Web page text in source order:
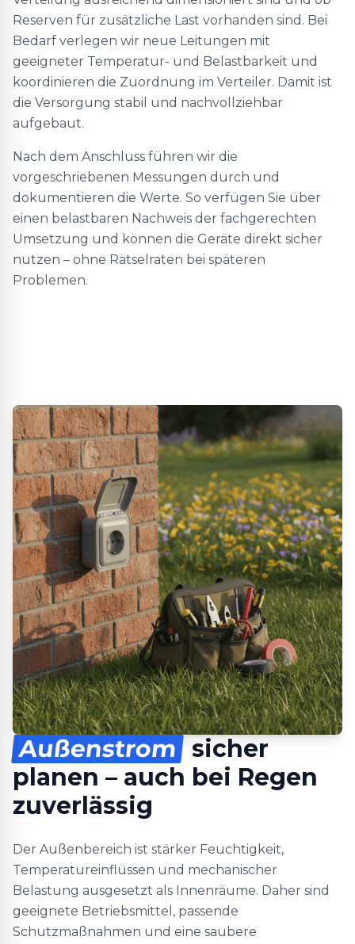
Reserven für zusätzliche Last vorhanden sind. Bei
Bedarf verlegen wir neue Leitungen mit
geeigneter Temperatur- und Belastbarkeit und
koordinieren die Zuordnung im Verteiler. Damit ist
die Versorgung stabil und nachvollziehbar
aufgebaut.
Nach dem Anschluss führen wir die
vorgeschriebenen Messungen durch und
dokumentieren die Werte. So verfügen Sie über
einen belastbaren Nachweis der fachgerechten
Umsetzung und können die Geräte direkt sicher
nutzen – ohne Rätselraten bei späteren
Problemen.
Außenstrom sicher
planen – auch bei Regen
zuverlässig
Der Außenbereich ist stärker Feuchtigkeit,
Temperatureinflüssen und mechanischer
Belastung ausgesetzt als Innenräume. Daher sind
geeignete Betriebsmittel, passende
Schutzmaßnahmen und eine saubere